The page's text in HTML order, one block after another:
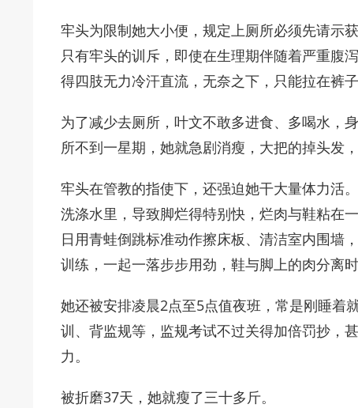
牢头为限制她大小便，规定上厕所必须先请示
只有牢头的训斥，即使在生理期伴随着严重腹
得四肢无力冷汗直流，无奈之下，只能拉在裤子
为了减少去厕所，叶文不敢多进食、多喝水，
所不到一星期，她就急剧消瘦，大把的掉头发
牢头在管教的指使下，还强迫她干大量体力活
洗涤水里，导致脚烂得特别快，烂肉与鞋粘在
日用青蛙倒跳标准动作擦床板、清洁室内围墙
训练，一起一落步步用劲，鞋与脚上的肉分离时
她还被安排凌晨2点至5点值夜班，常是刚睡着
训、背监规等，监规考试不过关得加倍罚抄，
力。
被折磨37天，她就瘦了三十多斤。